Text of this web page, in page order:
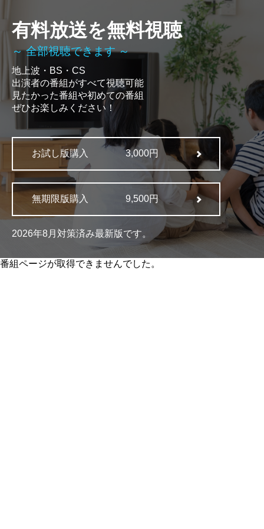
有料放送を無料視聴
～ 全部視聴できます ～
地上波・BS・CS
出演者の番組がすべて視聴可能
見たかった番組や初めての番組
ぜひお楽しみください！
お試し版購入 3,000円
無期限版購入 9,500円
2026年8月対策済み最新版です。
番組ページが取得できませんでした。